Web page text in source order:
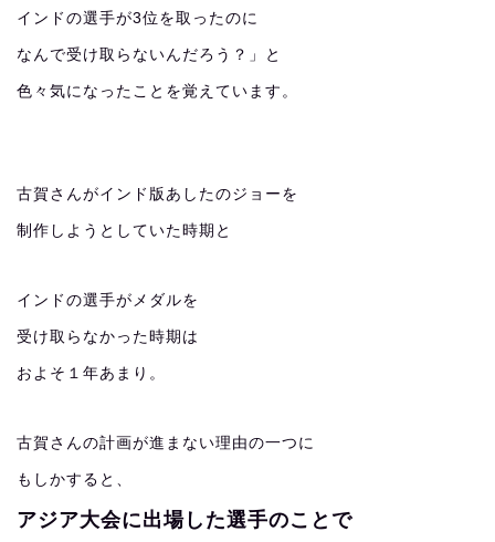
インドの選手が3位を取ったのに
なんで受け取らないんだろう？」と
色々気になったことを覚えています。
古賀さんがインド版あしたのジョーを
制作しようとしていた時期と
インドの選手がメダルを
受け取らなかった時期は
およそ１年あまり。
古賀さんの計画が進まない理由の一つに
もしかすると、
アジア大会に出場した選手のことで